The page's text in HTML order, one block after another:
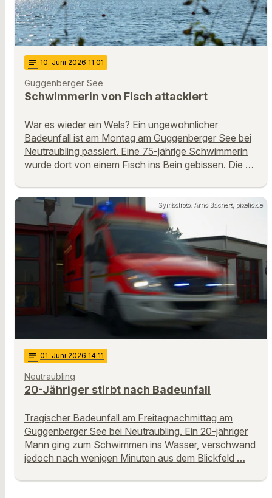
notes 10. Juni 2026 11:01
Guggenberger See
Schwimmerin von Fisch attackiert
War es wieder ein Wels? Ein ungewöhnlicher
Badeunfall ist am Montag am Guggenberger See bei
Neutraubling passiert. Eine 75-jährige Schwimmerin
wurde dort von einem Fisch ins Bein gebissen. Die …
Symbolfoto: Arno Bachert, pixelio.de
notes 01. Juni 2026 14:11
Neutraubling
20-Jähriger stirbt nach Badeunfall
Tragischer Badeunfall am Freitagnachmittag am
Guggenberger See bei Neutraubling. Ein 20-jähriger
Mann ging zum Schwimmen ins Wasser, verschwand
jedoch nach wenigen Minuten aus dem Blickfeld …